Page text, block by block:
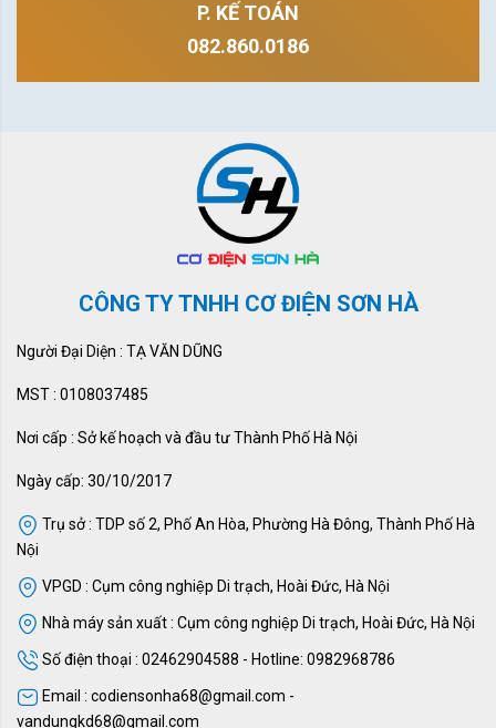
P. KẾ TOÁN
082.860.0186
CÔNG TY TNHH CƠ ĐIỆN SƠN HÀ
Người Đại Diện : TẠ VĂN DŨNG
MST : 0108037485
Nơi cấp : Sở kế hoạch và đầu tư Thành Phố Hà Nội
Ngày cấp: 30/10/2017
Trụ sở : TDP số 2, Phố An Hòa, Phường Hà Đông, Thành Phố Hà
Nội
VPGD : Cụm công nghiệp Di trạch, Hoài Đức, Hà Nội
Nhà máy sản xuất : Cụm công nghiệp Di trạch, Hoài Đức, Hà Nội
Số điện thoại : 02462904588 - Hotline: 0982968786
Email : codiensonha68@gmail.com -
vandungkd68@gmail.com